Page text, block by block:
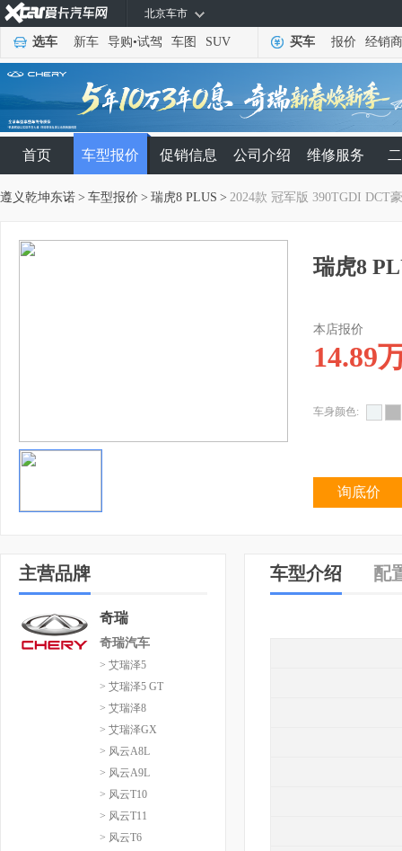
北京车市
选车 新车 导购•试驾 车图 SUV 买车 报价 经销商
首页 车型报价 促销信息 公司介绍 维修服务
遵义乾坤东诺 > 车型报价 > 瑞虎8 PLUS > 2024款 冠军版 390TGDI DCT
瑞虎8
本店报价
14.89
车身颜色:
询底价
主营品牌
奇瑞
奇瑞汽车
> 艾瑞泽5
> 艾瑞泽5 GT
> 艾瑞泽8
> 艾瑞泽GX
> 风云A8L
> 风云A9L
> 风云T10
> 风云T11
> 风云T6
车型介绍 配